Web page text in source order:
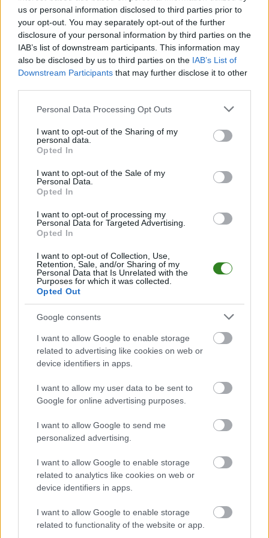
us or personal information disclosed to third parties prior to
your opt-out. You may separately opt-out of the further
disclosure of your personal information by third parties on the
IAB’s list of downstream participants. This information may
also be disclosed by us to third parties on the IAB’s List of
Downstream Participants that may further disclose it to other
Please note that this website/app uses one or more Google
not limited to your visit or usage behaviour. You may click to
grant or deny consent to Google and its third-party tags to
use your data for below specified purposes in below Google
consent section.
Personal Data Processing Opt Outs
I want to opt-out of the Sharing of my
personal data.
Opted In
I want to opt-out of the Sale of my
Personal Data.
Opted In
I want to opt-out of processing my
Personal Data for Targeted Advertising.
Opted In
I want to opt-out of Collection, Use,
Retention, Sale, and/or Sharing of my
Personal Data that Is Unrelated with the
Purposes for which it was collected.
Opted Out
Google consents
I want to allow Google to enable storage
related to advertising like cookies on web or
device identifiers in apps.
I want to allow my user data to be sent to
Google for online advertising purposes.
I want to allow Google to send me
personalized advertising.
I want to allow Google to enable storage
related to analytics like cookies on web or
device identifiers in apps.
I want to allow Google to enable storage
related to functionality of the website or app.
pracował i walczył do ostatniej kropli potu.
Więcej o lidze:I liga
CZYTAJ TAKŻE
2026-08-07 15:30
święto na
Podkarpaciu. Stal
Mielec i Stal Rzeszów
zagrają 44. derby
2026-08-06 20:57
Ma 16 lat i już strzela
dla pierwszej
drużyny. Emil Ziobroń
Mielec
2026-08-06 19:59
derbami ze Stalą
Rzeszów: Musimy
dać z siebie 110%
KOMENTARZE
Uwaga!
Teraz komentarze są domyślnie ukryte, aby poprawić
„Zobacz komentarze”, aby je wyświetlić i dołączyć do
dyskusji.
Zobacz komentarze
NASTĘPNY ARTYKUŁ
2026-06-13 18:54
Zwycięska próba generalna! "Izolacja"
lepsza od "Morsów"